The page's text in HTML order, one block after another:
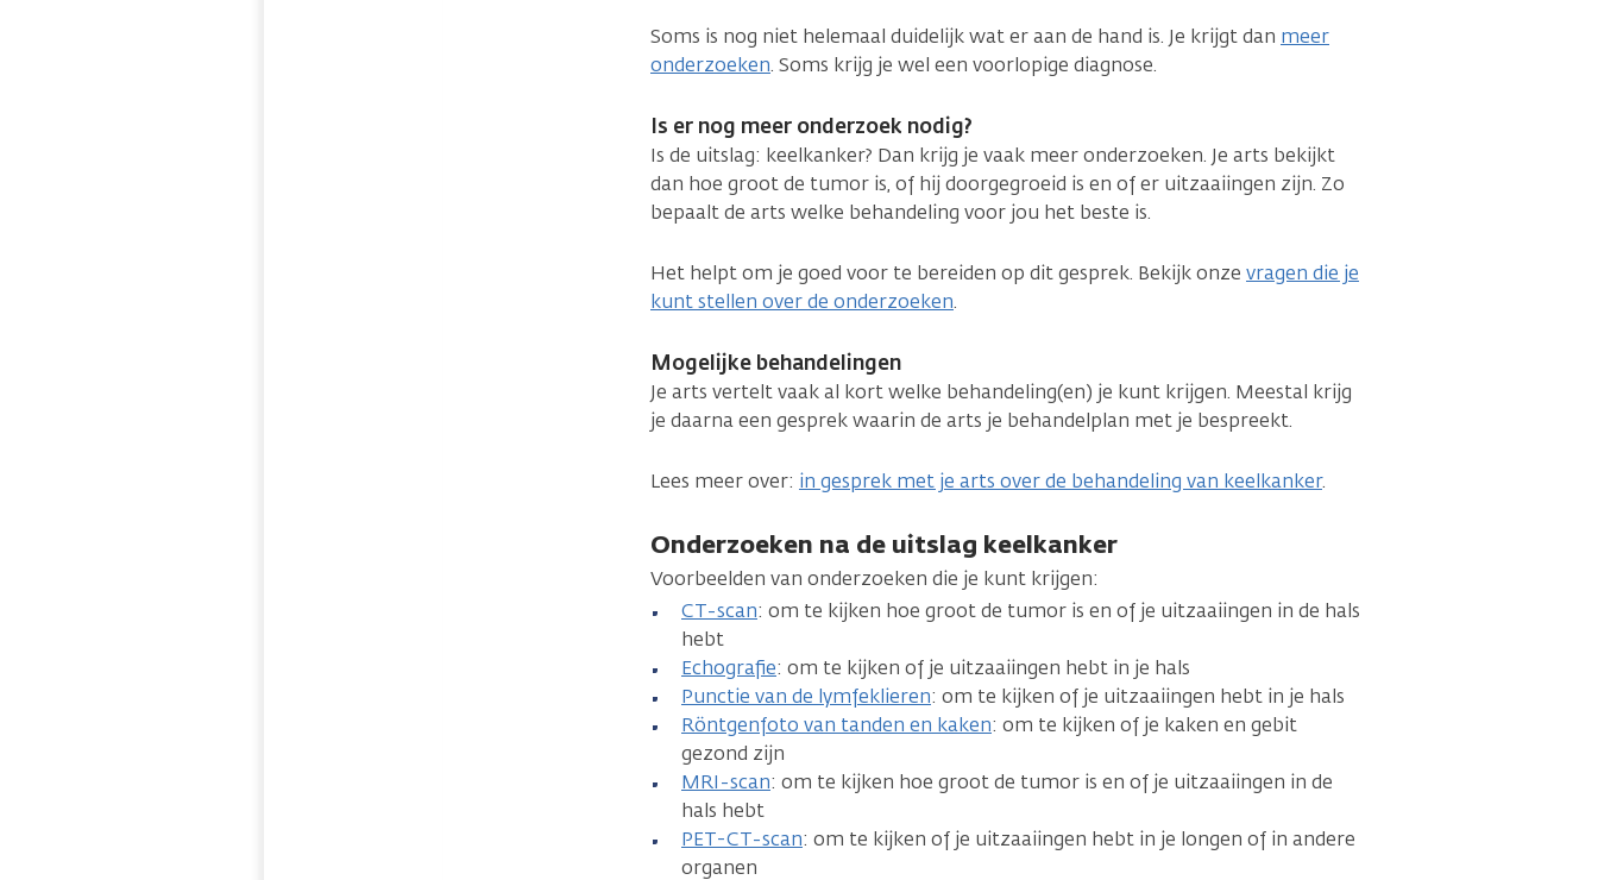
Soms is nog niet helemaal duidelijk wat er aan de hand is. Je krijgt dan meer
onderzoeken. Soms krijg je wel een voorlopige diagnose.
Is er nog meer onderzoek nodig?
Is de uitslag: keelkanker? Dan krijg je vaak meer onderzoeken. Je arts bekijkt
dan hoe groot de tumor is, of hij doorgegroeid is en of er uitzaaiingen zijn. Zo
bepaalt de arts welke behandeling voor jou het beste is.
Het helpt om je goed voor te bereiden op dit gesprek. Bekijk onze vragen die je
kunt stellen over de onderzoeken.
Mogelijke behandelingen
Je arts vertelt vaak al kort welke behandeling(en) je kunt krijgen. Meestal krijg
je daarna een gesprek waarin de arts je behandelplan met je bespreekt.
Lees meer over: in gesprek met je arts over de behandeling van keelkanker.
Onderzoeken na de uitslag keelkanker
Voorbeelden van onderzoeken die je kunt krijgen:
CT-scan: om te kijken hoe groot de tumor is en of je uitzaaiingen in de hals
hebt
Echografie: om te kijken of je uitzaaiingen hebt in je hals
Punctie van de lymfeklieren: om te kijken of je uitzaaiingen hebt in je hals
Röntgenfoto van tanden en kaken: om te kijken of je kaken en gebit
gezond zijn
MRI-scan: om te kijken hoe groot de tumor is en of je uitzaaiingen in de
hals hebt
PET-CT-scan: om te kijken of je uitzaaiingen hebt in je longen of in andere
organen